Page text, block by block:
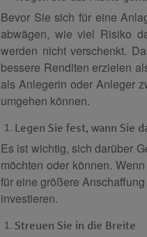
Bevor Sie sich für eine
abwägen, wie viel Risiko
werden nicht verschenkt.
bessere Renditen erzielen
als Anlegerin oder Anleger
umgehen können.
Legen Sie fest, wann Sie
Es ist wichtig, sich darüber
möchten oder können.
für eine größere
investieren.
Streuen Sie in die Breite